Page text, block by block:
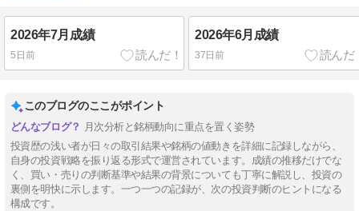
2026年7月成績
5日前
2026年6月成績
37日前
このブログのここがポイント
月次分析と銘柄動向に重点を置く姿勢
投資歴の浅い者が日々の取引結果や銘柄の値動きを詳細に記録しながら、
自身の投資戦略を振り返る形式で運営されています。成績の推移だけでな
く、買い・売りの判断基準や結果の背景についても丁寧に解説し、投資の
裏側を明快に示します。一つ一つの記録が、次の投資判断のヒントになる
構成です。